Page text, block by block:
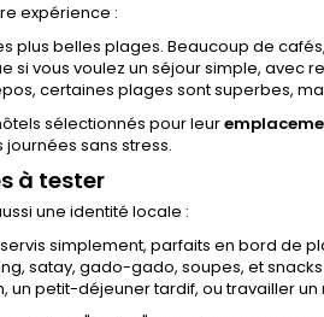
expérience :
plus belles plages. Beaucoup de
si vous voulez un séjour simple, avec
certaines plages sont superbes,
sélectionnés pour leur
sans stress.
à tester
une identité locale :
simplement, parfaits en bord de
satay, gado-gado, soupes, et
un petit-déjeuner tardif, ou travailler un